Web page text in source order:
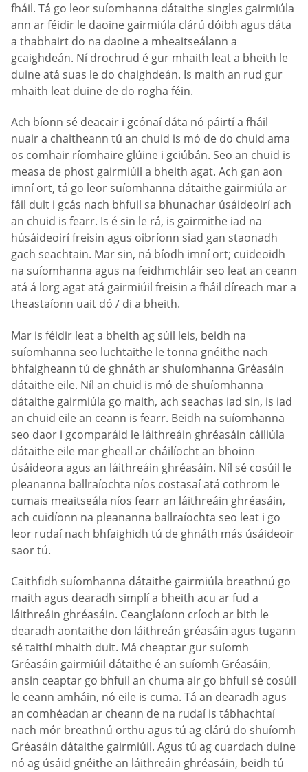
fháil. Tá go leor suíomhanna dátaithe singles gairmiúla
ann ar féidir le daoine gairmiúla clárú dóibh agus dáta
a thabhairt do na daoine a mheaitseálann a
gcaighdeán. Ní drochrud é gur mhaith leat a bheith le
duine atá suas le do chaighdeán. Is maith an rud gur
mhaith leat duine de do rogha féin.
Ach bíonn sé deacair i gcónaí dáta nó páirtí a fháil
nuair a chaitheann tú an chuid is mó de do chuid ama
os comhair ríomhaire glúine i gciúbán. Seo an chuid is
measa de phost gairmiúil a bheith agat. Ach gan aon
imní ort, tá go leor suíomhanna dátaithe gairmiúla ar
fáil duit i gcás nach bhfuil sa bhunachar úsáideoirí ach
an chuid is fearr. Is é sin le rá, is gairmithe iad na
húsáideoirí freisin agus oibríonn siad gan staonadh
gach seachtain. Mar sin, ná bíodh imní ort; cuideoidh
na suíomhanna agus na feidhmchláir seo leat an ceann
atá á lorg agat atá gairmiúil freisin a fháil díreach mar a
theastaíonn uait dó / di a bheith.
Mar is féidir leat a bheith ag súil leis, beidh na
suíomhanna seo luchtaithe le tonna gnéithe nach
bhfaigheann tú de ghnáth ar shuíomhanna Gréasáin
dátaithe eile. Níl an chuid is mó de shuíomhanna
dátaithe gairmiúla go maith, ach seachas iad sin, is iad
an chuid eile an ceann is fearr. Beidh na suíomhanna
seo daor i gcomparáid le láithreáin ghréasáin cáiliúla
dátaithe eile mar gheall ar cháilíocht an bhoinn
úsáideora agus an láithreáin ghréasáin. Níl sé cosúil le
pleananna ballraíochta níos costasaí atá cothrom le
cumais meaitseála níos fearr an láithreáin ghréasáin,
ach cuidíonn na pleananna ballraíochta seo leat i go
leor rudaí nach bhfaighidh tú de ghnáth más úsáideoir
saor tú.
Caithfidh suíomhanna dátaithe gairmiúla breathnú go
maith agus dearadh simplí a bheith acu ar fud a
láithreáin ghréasáin. Ceanglaíonn críoch ar bith le
dearadh aontaithe don láithreán gréasáin agus tugann
sé taithí mhaith duit. Má cheaptar gur suíomh
Gréasáin gairmiúil dátaithe é an suíomh Gréasáin,
ansin ceaptar go bhfuil an chuma air go bhfuil sé cosúil
le ceann amháin, nó eile is cuma. Tá an dearadh agus
an comhéadan ar cheann de na rudaí is tábhachtaí
nach mór breathnú orthu agus tú ag clárú do shuíomh
Gréasáin dátaithe gairmiúil. Agus tú ag cuardach duine
nó ag úsáid gnéithe an láithreáin ghréasáin, beidh tú